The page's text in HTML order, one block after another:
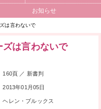
お知らせ
は言わないで
ズは言わないで
160頁 ／ 新書判
2013年01月05日
ヘレン・ブルックス